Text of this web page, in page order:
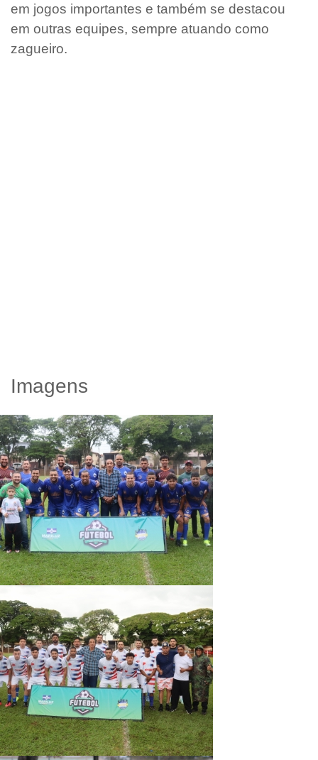
em jogos importantes e também se destacou
em outras equipes, sempre atuando como
zagueiro.
Imagens